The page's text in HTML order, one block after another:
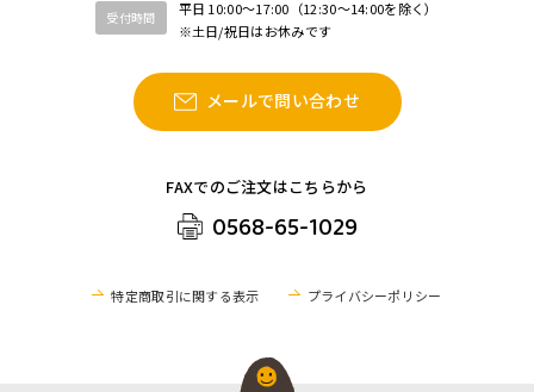
受付時間
平日 10:00〜17:00（12:30〜14:00を除く）
※土日/祝日はお休みです
メールで問い合わせ
FAXでのご注文はこちらから
0568-65-1029
特定商取引に関する表示 プライバシーポリシー